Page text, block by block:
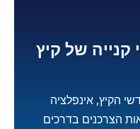
קנייה של קיץ
הקיץ, אינפלציה
הצרכנים בדרכים